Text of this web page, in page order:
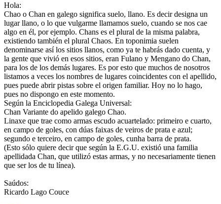
Hola:
Chao o Chan en galego significa suelo, llano. Es decir designa un
lugar llano, o lo que vulgarme llamamos suelo, cuando se nos cae
algo en él, por ejemplo. Chans es el plural de la misma palabra,
existiendo también el plural Chaos. En toponimia suelen
denominarse así los sitios llanos, como ya te habrás dado cuenta, y
la gente que vivió en esos sitios, eran Fulano y Mengano do Chan,
para los de los demás lugares. Es por esto que muchos de nosotros
listamos a veces los nombres de lugares coincidentes con el apellido,
pues puede abrir pistas sobre el origen familiar. Hoy no lo hago,
pues no dispongo en este momento.
Según la Enciclopedia Galega Universal:
Chan Variante do apelido galego Chao.
Linaxe que trae como armas escudo acuartelado: primeiro e cuarto,
en campo de goles, con dúas faixas de veiros de prata e azul;
segundo e terceiro, en campo de goles, cunha barra de prata.
(Esto sólo quiere decir que según la E.G.U. existió una familia
apellidada Chan, que utilizó estas armas, y no necesariamente tienen
que ser los de tu línea).
Saúdos:
Ricardo Lago Couce